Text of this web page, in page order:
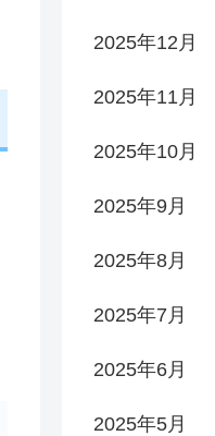
2025年12月
2025年11月
2025年10月
2025年9月
2025年8月
2025年7月
2025年6月
2025年5月